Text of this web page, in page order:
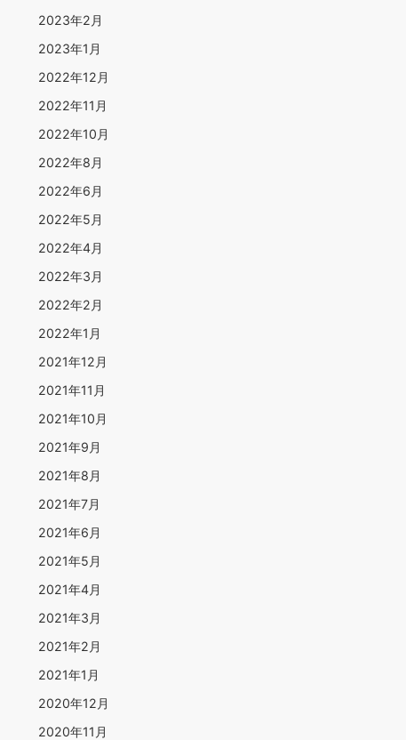
2023年2月
2023年1月
2022年12月
2022年11月
2022年10月
2022年8月
2022年6月
2022年5月
2022年4月
2022年3月
2022年2月
2022年1月
2021年12月
2021年11月
2021年10月
2021年9月
2021年8月
2021年7月
2021年6月
2021年5月
2021年4月
2021年3月
2021年2月
2021年1月
2020年12月
2020年11月